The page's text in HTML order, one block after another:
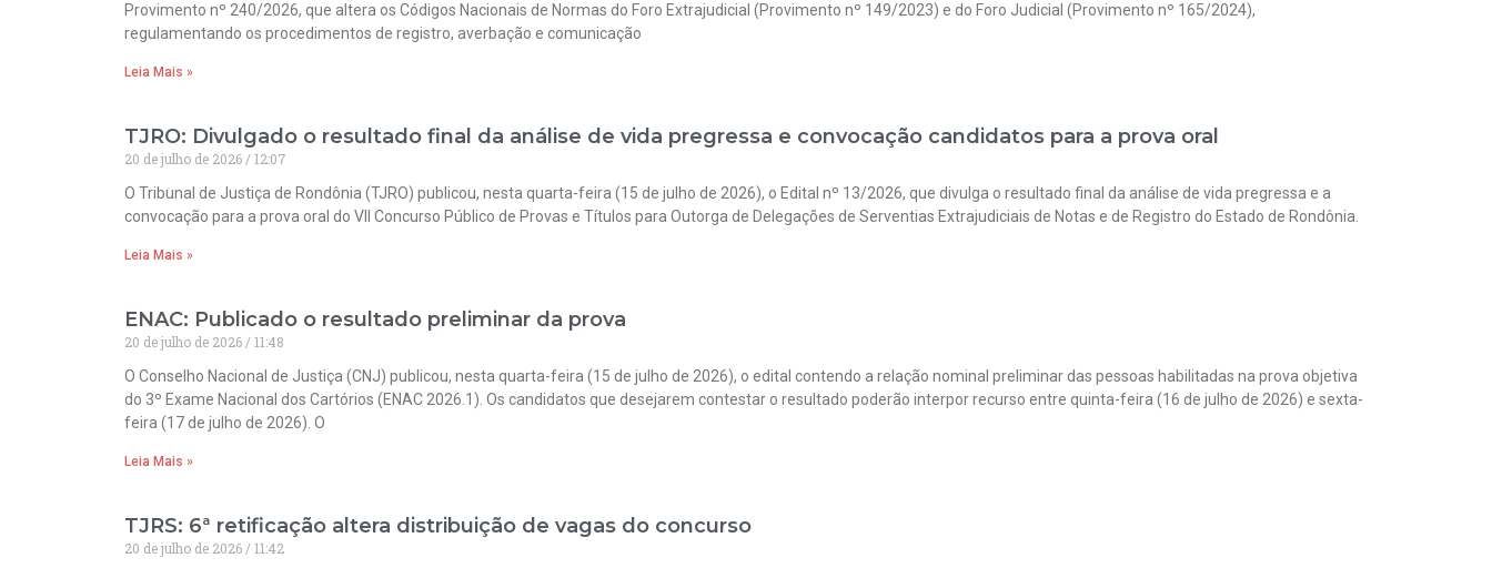
Provimento nº 240/2026, que altera os Códigos Nacionais de Normas do Foro Extrajudicial (Provimento nº 149/2023) e do Foro Judicial (Provimento nº 165/2024),
regulamentando os procedimentos de registro, averbação e comunicação
Leia Mais »
TJRO: Divulgado o resultado final da análise de vida pregressa e convocação candidatos para a prova oral
20 de julho de 2026
12:07
O Tribunal de Justiça de Rondônia (TJRO) publicou, nesta quarta-feira (15 de julho de 2026), o Edital nº 13/2026, que divulga o resultado final da análise de vida pregressa e a
convocação para a prova oral do VII Concurso Público de Provas e Títulos para Outorga de Delegações de Serventias Extrajudiciais de Notas e de Registro do Estado de Rondônia.
Leia Mais »
ENAC: Publicado o resultado preliminar da prova
20 de julho de 2026
11:48
O Conselho Nacional de Justiça (CNJ) publicou, nesta quarta-feira (15 de julho de 2026), o edital contendo a relação nominal preliminar das pessoas habilitadas na prova objetiva
do 3º Exame Nacional dos Cartórios (ENAC 2026.1). Os candidatos que desejarem contestar o resultado poderão interpor recurso entre quinta-feira (16 de julho de 2026) e sexta-
feira (17 de julho de 2026). O
Leia Mais »
TJRS: 6ª retificação altera distribuição de vagas do concurso
20 de julho de 2026 11:42